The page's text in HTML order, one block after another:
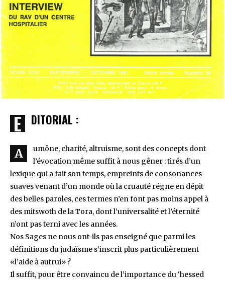
EDITORIAL :
A
umône, charité, altruisme, sont des concepts dont
l’évocation même suffit à nous gêner : tirés d’un
lexique qui a fait son temps, empreints de consonances
suaves venant d’un monde où la cruauté régne en dépit
des belles paroles, ces termes n’en font pas moins appel à
des mitswoth de la Tora, dont l’universalité et l’éternité
n’ont pas terni avec les années.
Nos Sages ne nous ont-ils pas enseigné que parmi les
définitions du judaïsme s’inscrit plus particulièrement
«l’aide à autrui» ?
Il suffit, pour être convaincu de l’importance du ‘hessed